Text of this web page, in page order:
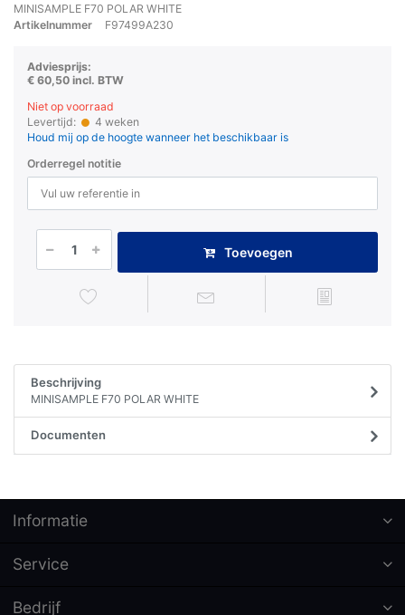
MINISAMPLE F70 POLAR WHITE
Artikelnummer
F97499A230
Adviesprijs:
€ 60,50 incl. BTW
Niet op voorraad
Levertijd:
4 weken
Houd mij op de hoogte wanneer het beschikbaar is
Orderregel notitie
Toevoegen
Beschrijving
MINISAMPLE F70 POLAR WHITE
Documenten
Informatie
Service
Bedrijf